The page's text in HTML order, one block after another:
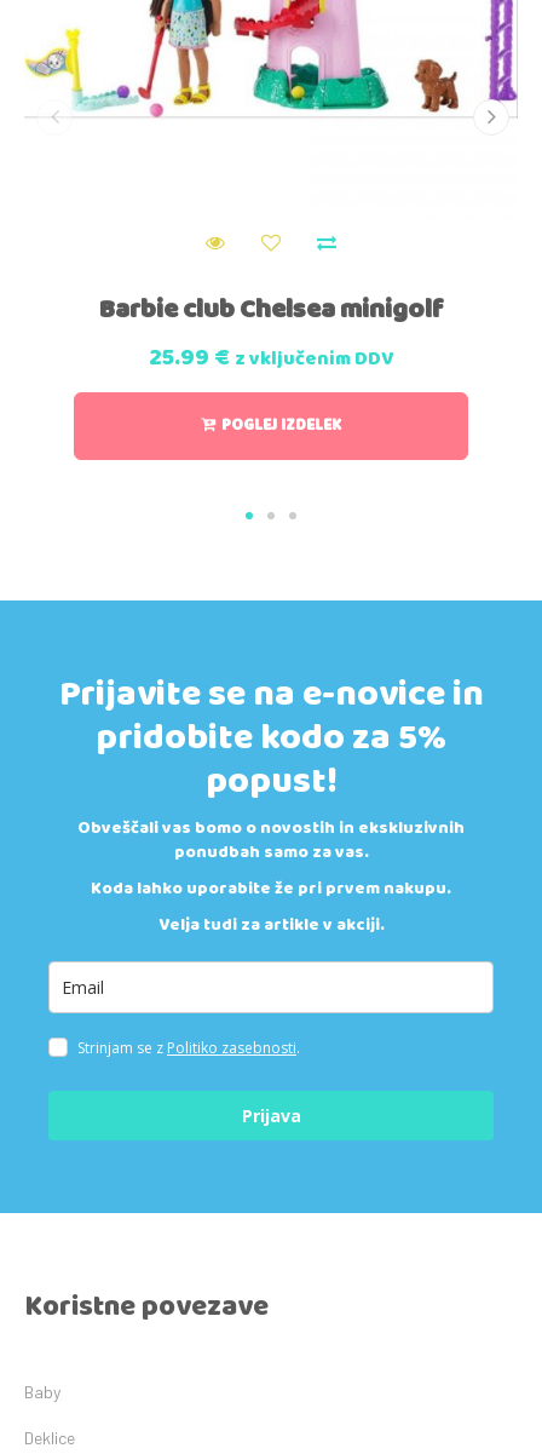
Barbie club Chelsea minigolf
25.99€ z vključenim DDV
POGLEJ IZDELEK
Prijavite se na e-novice in
pridobite kodo za 5%
popust!
Obveščali vas bomo o novostih in ekskluzivnih
ponudbah samo za vas.
Koda lahko uporabite že pri prvem nakupu.
Velja tudi za artikle v akciji.
Strinjam se z Politiko zasebnosti.
Prijava
Koristne povezave
Baby
Deklice